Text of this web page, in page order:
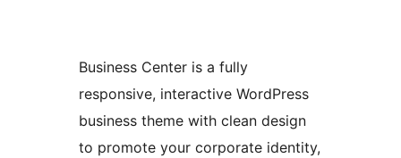
Business Center is a fully
responsive, interactive WordPress
business theme with clean design
to promote your corporate identity,